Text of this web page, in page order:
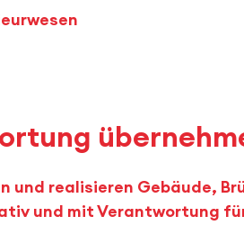
und realisieren Gebäude,
und mit Verantwortung